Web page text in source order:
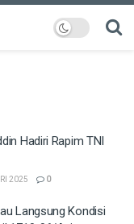
Hadiri Rapim TNI
2025 0
Langsung Kondisi